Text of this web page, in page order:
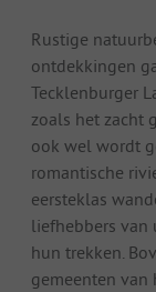
Rustige
ontdekkingen
Tecklenburger
zoals het zacht
ook wel wordt
romantische
eersteklas
liefhebbers van
hun trekken.
gemeenten van